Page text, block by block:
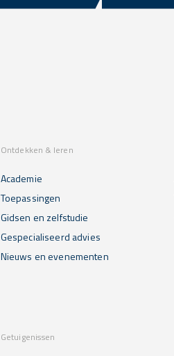
Ontdekken & leren
Academie
Toepassingen
Gidsen en zelfstudie
Gespecialiseerd advies
Nieuws en evenementen
Getuigenissen